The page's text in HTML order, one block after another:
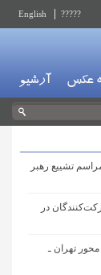
?????
English
عکس آرشیو
تشییع رهبر
در
کشور در محور تهران ـ